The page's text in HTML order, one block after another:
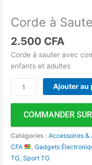
Corde à
2.500 CFA
Corde à sauter avec
enfants et adultes
Ajouter au
COMMANDER
Catégories :Accessoires &
CFA
,Gadgets
TG,Sport TG